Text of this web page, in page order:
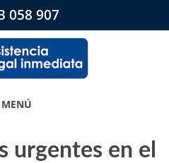
058 907
urgentes en el